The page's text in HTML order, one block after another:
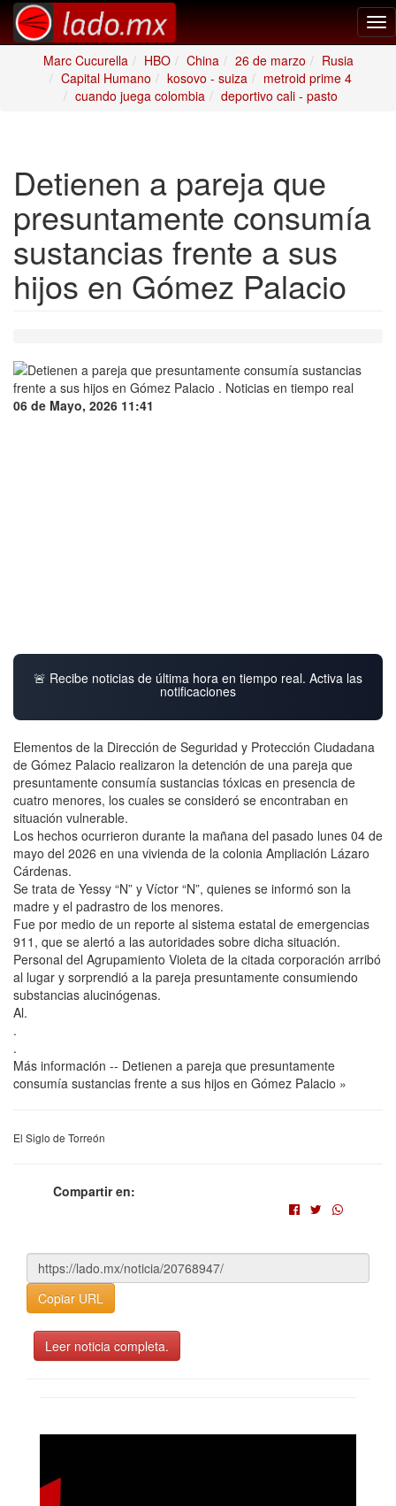
Marc Cucurella
HBO China 26 de marzo
Rusia
Capital Humano
kosovo - suiza
metroid prime 4
cuando juega colombia
deportivo cali - pasto
Detienen a pareja que
presuntamente consumía
sustancias frente a sus
hijos en Gómez Palacio
06 de Mayo, 2026 11:41
🚨 Recibe noticias de última hora en tiempo real. Activa las
notificaciones
Elementos de la Dirección de Seguridad y Protección Ciudadana
de Gómez Palacio realizaron la detención de una pareja que
presuntamente consumía sustancias tóxicas en presencia de
cuatro menores, los cuales se consideró se encontraban en
situación vulnerable.
Los hechos ocurrieron durante la mañana del pasado lunes 04 de
mayo del 2026 en una vivienda de la colonia Ampliación Lázaro
Cárdenas.
Se trata de Yessy “N” y Víctor “N”, quienes se informó son la
madre y el padrastro de los menores.
Fue por medio de un reporte al sistema estatal de emergencias
911, que se alertó a las autoridades sobre dicha situación.
Personal del Agrupamiento Violeta de la citada corporación arribó
al lugar y sorprendió a la pareja presuntamente consumiendo
substancias alucinógenas.
Al.
.
.
Más información -- Detienen a pareja que presuntamente
consumía sustancias frente a sus hijos en Gómez Palacio »
El Siglo de Torreón
Compartir en:
Copiar URL
Leer noticia completa.